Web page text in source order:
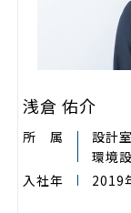
浅倉 佑介
所 属
設計室
環境
入社年
2019